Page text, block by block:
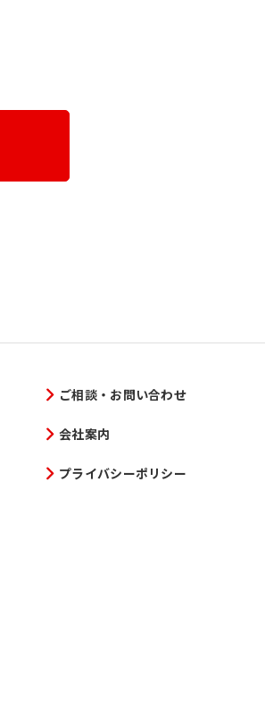
ご相談・お問い合わせ
会社案内
プライバシーポリシー